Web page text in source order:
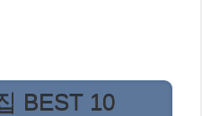
BEST 10